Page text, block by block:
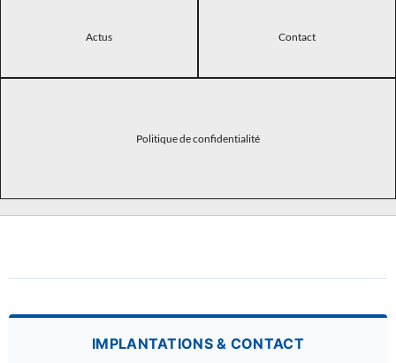
Actus Contact
Politique de confidentialité
IMPLANTATIONS & CONTACT